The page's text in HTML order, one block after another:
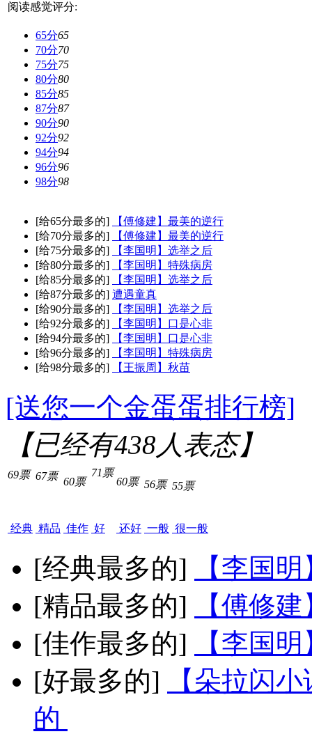
阅读感觉评分:
65分65
70分70
75分75
80分80
85分85
87分87
90分90
92分92
94分94
96分96
98分98
[给65分最多的]
【傅修建】最美的逆行
[给70分最多的]
【傅修建】最美的逆行
[给75分最多的]
【李国明】选举之后
[给80分最多的]
【李国明】特殊病房
[给85分最多的]
【李国明】选举之后
[给87分最多的] 遭遇童真
[给90分最多的]
【李国明】选举之后
[给92分最多的]
【李国明】口是心非
[给94分最多的]
【李国明】口是心非
[给96分最多的]
【李国明】特殊病房
[给98分最多的]
【王振周】秋苗
[送您一个金蛋蛋排行榜]
【已经有438人表态】
69票
经典
67票
精品
60票
佳作
71票
好
60票
还好
56票
一般
55票
很一般
[经典最多的]
【李国
[精品最多的]
【傅修
[佳作最多的]
【李国
[好最多的]
【朵拉闪
的